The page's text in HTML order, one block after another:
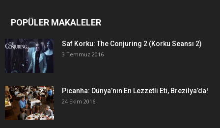
POPÜLER MAKALELER
Saf Korku: The Conjuring 2 (Korku Seansı 2)
3 Temmuz 2016
Picanha: Dünya’nın En Lezzetli Eti, Brezilya’da!
24 Ekim 2016